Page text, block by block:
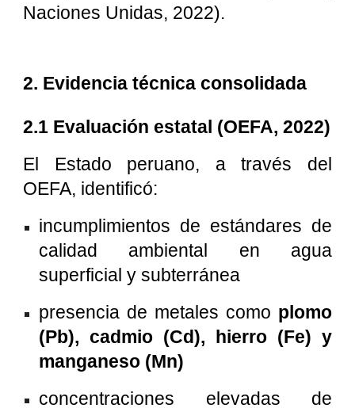
Naciones Unidas, 2022).
2. Evidencia técnica consolidada
2.1 Evaluación estatal (OEFA, 2022)
El Estado peruano, a través del
OEFA, identificó:
incumplimientos de estándares de
calidad ambiental en agua
superficial y subterránea
presencia de metales como plomo
(Pb), cadmio (Cd), hierro (Fe) y
manganeso (Mn)
concentraciones elevadas de